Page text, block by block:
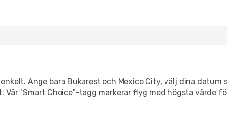
Ange bara Bukarest och Mexico City, välj dina datum
"Smart Choice"-tagg markerar flyg med högsta värde